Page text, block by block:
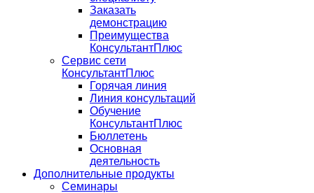
Заказать
демонстрацию
Преимущества
КонсультантПлюс
Сервис сети
КонсультантПлюс
Горячая линия
Линия консультаций
Обучение
КонсультантПлюс
Бюллетень
Основная
деятельность
Дополнительные продукты
Семинары